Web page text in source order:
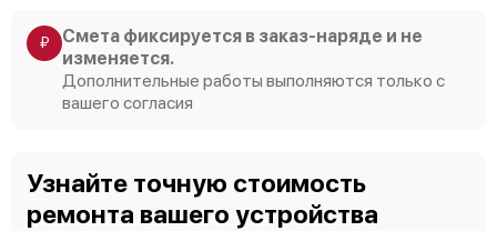
₽
Смета фиксируется в заказ-наряде и не
изменяется.
Дополнительные работы выполняются только с
вашего согласия
Узнайте точную стоимость
ремонта вашего устройства